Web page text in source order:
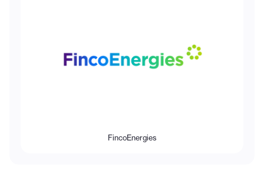
FincoEnergies